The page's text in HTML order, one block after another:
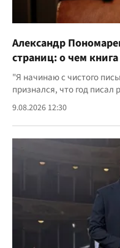
Александр
страниц: о чем
"Я начинаю с чистого
признался, что год писал
9.08.2026 12:30